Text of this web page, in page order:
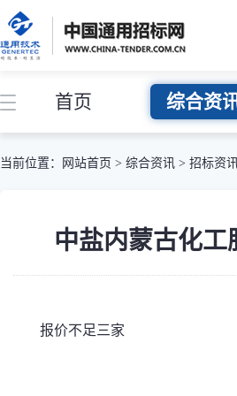
首页 综合资
当前位置： 网站首页 > 综合资讯 > 招标资
中盐内蒙古化工
报价不足三家